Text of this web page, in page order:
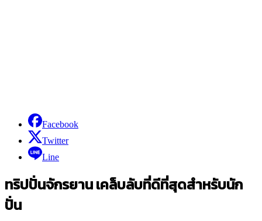
Facebook
Twitter
Line
ทริปปั่นจักรยาน เคล็บลับที่ดีที่สุดสำหรับนัก
ปั่น